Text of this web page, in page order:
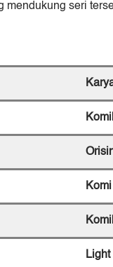
seri
Komi
Light